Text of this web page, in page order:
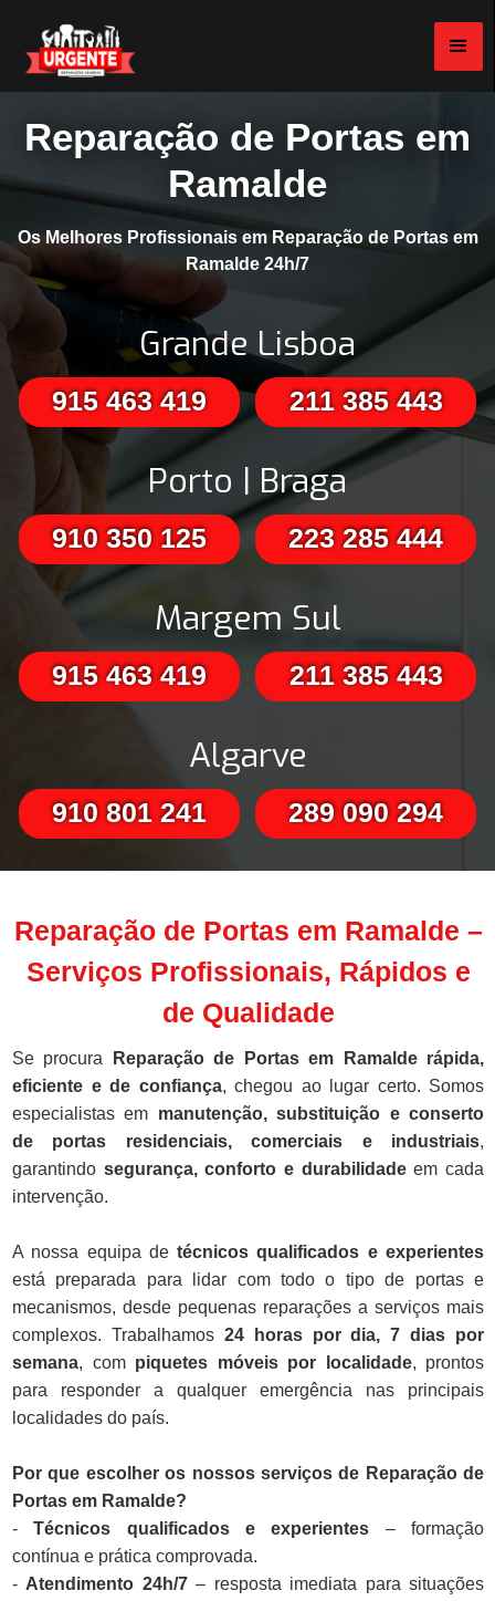
Reparação de Portas em
Ramalde
Os Melhores Profissionais em Reparação de Portas em
Ramalde 24h/7
Grande Lisboa
915 463 419 211 385 443
Porto | Braga
910 350 125 223 285 444
Margem Sul
915 463 419 211 385 443
Algarve
910 801 241 289 090 294
Reparação de Portas em Ramalde –
Serviços Profissionais, Rápidos e
de Qualidade
Se procura
Reparação de Portas em Ramalde rápida,
eficiente e de confiança, chegou ao lugar certo. Somos
especialistas em manutenção, substituição e conserto
de portas residenciais, comerciais e industriais,
garantindo segurança, conforto e durabilidadeem cada
intervenção.
A nossa equipa detécnicos qualificados e experientes
está preparada para lidar com todo o tipo de portas e
mecanismos, desde pequenas reparações a serviços mais
complexos. Trabalhamos 24 horas por dia, 7 dias por
semana, com piquetes móveis por localidade, prontos
para responder a qualquer emergência nas principais
localidades do país.
Por que escolher os nossos serviços de Reparação de
Portas em Ramalde?
-Técnicos qualificados e experientes – formação
contínua e prática comprovada.
- Atendimento 24h/7– resposta imediata para situações